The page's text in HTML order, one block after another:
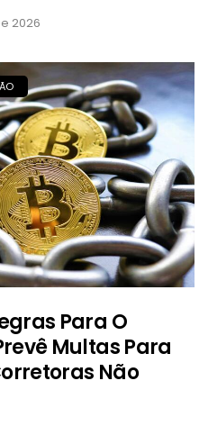
2026
Para O
Multas Para
Não